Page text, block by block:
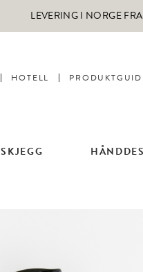
LEVERING I NORGE
HOTELL
SKJEGG